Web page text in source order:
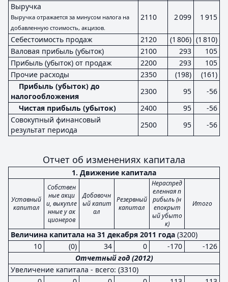
Выручка
Выручка отражается за минусом налога на
добавленную стоимость, акцизов.
2110 2 099 1 915
Себестоимость продаж 2120 (1 806) (1 810)
Валовая прибыль (убыток)
2100 293
105
Прибыль (убыток) от продаж
2200 293
105
Прочие расходы
2350 (198)
(161)
Прибыль (убыток) до
налогообложения
2300 95
-56
Чистая прибыль (убыток)
2400 95
-56
Совокупный финансовый
результат периода
2500 95 -56
Отчет об изменениях капитала
1. Движение капитала
Уставный
капитал
Собствен
ные акци
и, выкупле
нные у ак
ционеров
Добавочн
ый капит
ал
Резервный
капитал
Нераспред
еленная п
рибыль (н
епокрыт
ый убыто
к)
Итого
Величина капитала на 31 декабря 2011 года (3200)
10
(0) 34 0 -170
-126
Отчетный год (2012)
Увеличение капитала - всего: (3310)